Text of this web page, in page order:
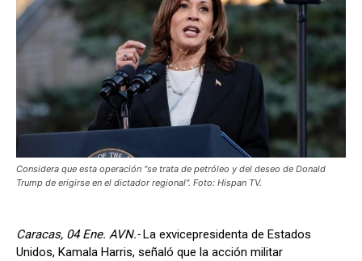
Considera que esta operación "se trata de petróleo y del deseo de Donald
Trump de erigirse en el dictador regional". Foto: Hispan TV.
Caracas, 04 Ene. AVN.-La exvicepresidenta de Estados
Unidos, Kamala Harris, señaló que la acción militar